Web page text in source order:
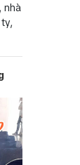
nhà